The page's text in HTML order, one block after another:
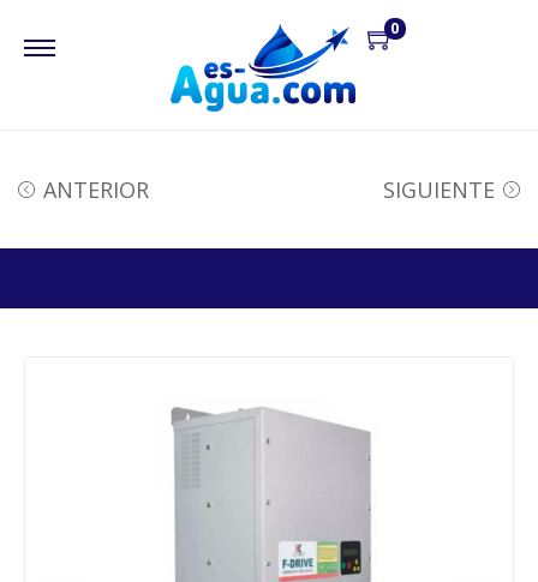
0
ANTERIOR SIGUIENTE